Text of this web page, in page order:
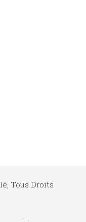
Tous Droits